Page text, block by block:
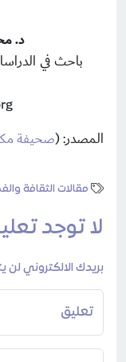
د.
باحث في
المصدر: (صحيفة
مقالات الثقافة
لا توجد
بريدك الالكتروني لن
تعليق